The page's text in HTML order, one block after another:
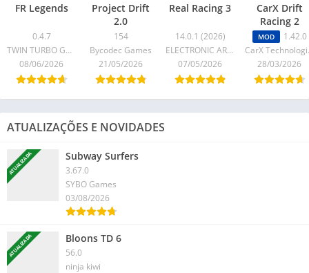
FR Legends
0.4.7
TWIN TURBO GAMES
08/06/2026
Project Drift
2.0
154
Bycodec Games
21/05/2026
Real Racing 3
14.0.1 (2026)
ELECTRONIC ARTS
07/05/2026
CarX Drift
Racing 2
MOD
1.42.0
28/03/2026
ATUALIZAÇÕES E NOVIDADES
ATUALIZADA Subway Surfers
3.67.0
SYBO Games
03/08/2026
ATUALIZADA Bloons TD 6
56.0
ninja kiwi